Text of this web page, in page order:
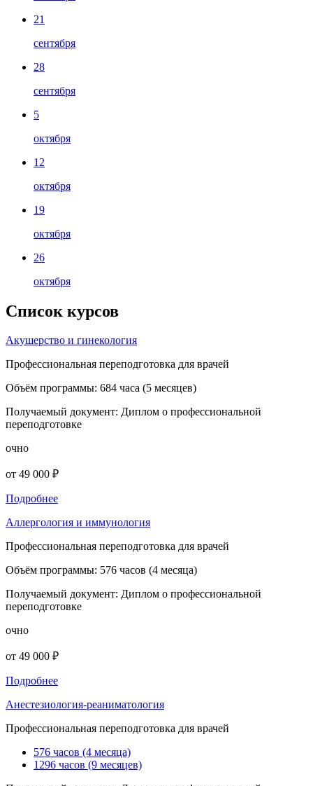
21
сентября
28
сентября
5
октября
12
октября
19
октября
26
октября
Список курсов
Акушерство и гинекология
Профессиональная переподготовка для врачей
Объём программы: 684 часа (5 месяцев)
Получаемый документ: Диплом о профессиональной
переподготовке
очно
от 49 000 ₽
Подробнее
Аллергология и иммунология
Профессиональная переподготовка для врачей
Объём программы: 576 часов (4 месяца)
Получаемый документ: Диплом о профессиональной
переподготовке
очно
от 49 000 ₽
Подробнее
Анестезиология-реаниматология
Профессиональная переподготовка для врачей
576 часов (4 месяца)
1296 часов (9 месяцев)